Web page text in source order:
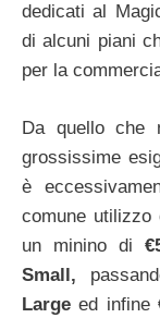
dedicati al
di alcuni piani
per la
Da quello che
grossissime
è
comune utilizzo
un minino di
Small,
Large ed infine